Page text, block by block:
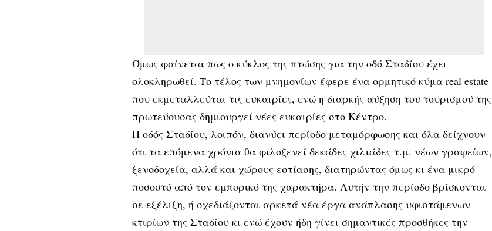
Όμως φαίνεται πως ο κύκλος της πτώσης για την οδό Σταδίου έχει
ολοκληρωθεί. Το τέλος των μνημονίων έφερε ένα ορμητικό κύμα real estate
που εκμεταλλεύται τις ευκαιρίες, ενώ η διαρκής αύξηση του τουρισμού της
πρωτεύουσας δημιουργεί νέες ευκαιρίες στο Κέντρο.
Η οδός Σταδίου, λοιπόν, διανύει περίοδο μεταμόρφωσης και όλα δείχνουν
ότι τα επόμενα χρόνια θα φιλοξενεί δεκάδες χιλιάδες τ.μ. νέων γραφείων,
ξενοδοχεία, αλλά και χώρους εστίασης, διατηρώντας όμως κι ένα μικρό
ποσοστό από τον εμπορικό της χαρακτήρα. Αυτήν την περίοδο βρίσκονται
σε εξέλιξη, ή σχεδιάζονται αρκετά νέα έργα ανάπλασης υφιστάμενων
κτιρίων της Σταδίου κι ενώ έχουν ήδη γίνει σημαντικές προσθήκες την